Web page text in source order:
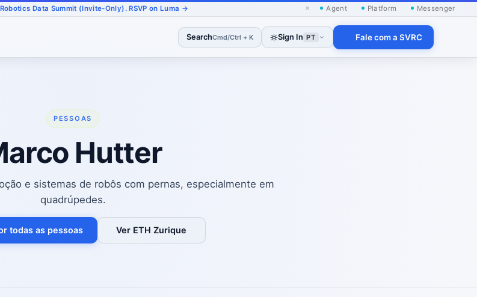
Data Summit (Invite-Only). RSVP on Luma → × Agent Platform Messenger
SearchCmd/Ctrl + K Sign In PT Fale com a SVRC
PESSOAS
Hutter
e sistemas de robôs com pernas, especialmente em
quadrúpedes.
todas as pessoas Ver ETH Zurique